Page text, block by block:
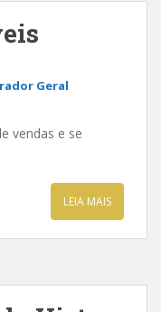
Geral
vendas e se
LEIA MAIS